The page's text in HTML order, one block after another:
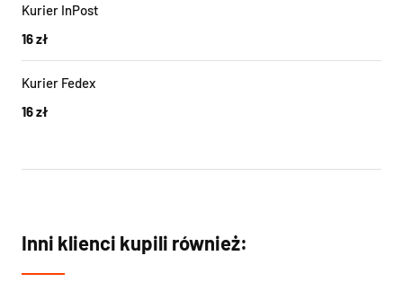
Kurier InPost
16 zł
Kurier Fedex
16 zł
Inni klienci kupili również: